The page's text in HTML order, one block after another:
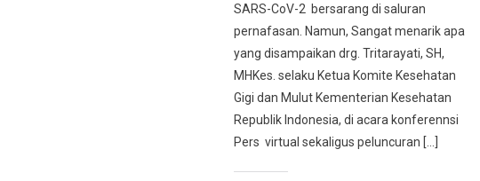
SARS-CoV-2 bersarang di saluran
pernafasan. Namun, Sangat menarik apa
yang disampaikan drg. Tritarayati, SH,
MHKes. selaku Ketua Komite Kesehatan
Gigi dan Mulut Kementerian Kesehatan
Republik Indonesia, di acara konferennsi
Pers virtual sekaligus peluncuran […]